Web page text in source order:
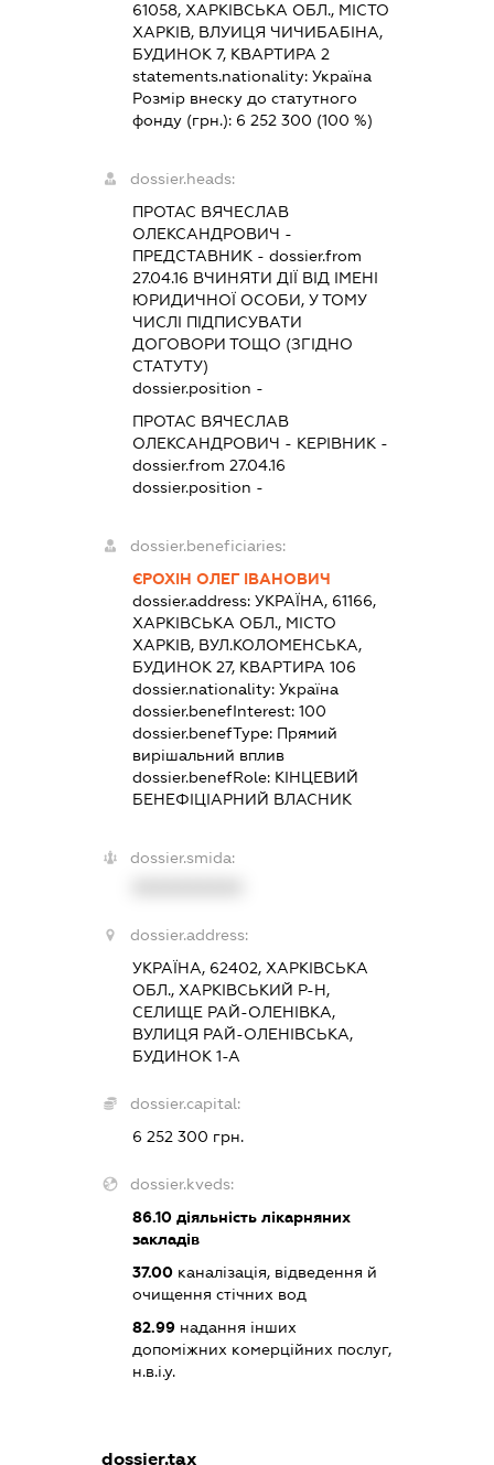
61058, ХАРКІВСЬКА ОБЛ., МІСТО
ХАРКІВ, ВЛУИЦЯ ЧИЧИБАБІНА,
БУДИНОК 7, КВАРТИРА 2
statements.nationality:Україна
Розмір внеску до статутного
фонду (грн.): 6 252 300 (100 %)
dossier.heads:
ПРОТАС ВЯЧЕСЛАВ
ОЛЕКСАНДРОВИЧ -
ПРЕДСТАВНИК - dossier.from
27.04.16 ВЧИНЯТИ ДІЇ ВІД ІМЕНІ
ЮРИДИЧНОЇ ОСОБИ, У ТОМУ
ЧИСЛІ ПІДПИСУВАТИ
ДОГОВОРИ ТОЩО (ЗГІДНО
СТАТУТУ)
dossier.position -
ПРОТАС ВЯЧЕСЛАВ
ОЛЕКСАНДРОВИЧ - КЕРІВНИК -
dossier.from 27.04.16
dossier.position -
dossier.beneficiaries:
ЄРОХІН ОЛЕГ ІВАНОВИЧ
dossier.address:УКРАЇНА, 61166,
ХАРКІВСЬКА ОБЛ., МІСТО
ХАРКІВ, ВУЛ.КОЛОМЕНСЬКА,
БУДИНОК 27, КВАРТИРА 106
dossier.nationality:Україна
dossier.benefInterest:100
dossier.benefType: Прямий
вирішальний вплив
dossier.benefRole: КІНЦЕВИЙ
БЕНЕФІЦІАРНИЙ ВЛАСНИК
dossier.smida:
dossier.address:
УКРАЇНА, 62402, ХАРКІВСЬКА
ОБЛ., ХАРКІВСЬКИЙ Р-Н,
СЕЛИЩЕ РАЙ-ОЛЕНІВКА,
ВУЛИЦЯ РАЙ-ОЛЕНІВСЬКА,
БУДИНОК 1-А
dossier.capital:
6 252 300 грн.
dossier.kveds:
86.10 діяльність лікарняних
закладів
37.00 каналізація, відведення й
очищення стічних вод
82.99 надання інших
допоміжних комерційних послуг,
н.в.і.у.
dossier.tax